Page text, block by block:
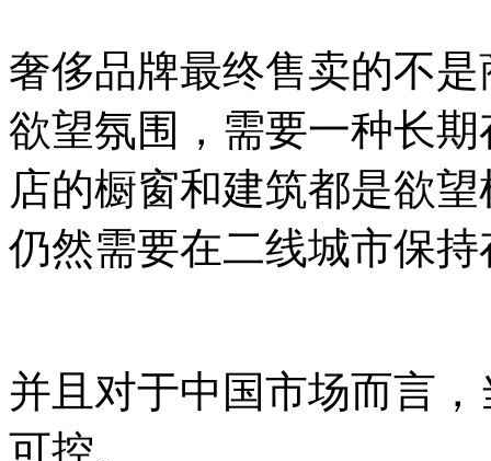
奢侈品牌最终售卖的不
欲望氛围，需要一种长
店的橱窗和建筑都是欲
仍然需要在二线城市保持
并且对于中国市场而言
可控。